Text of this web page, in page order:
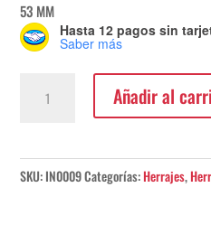
53 MM
Hasta 12 pagos sin
Saber más
Doble
Cuadrada
Añadir al
SKU:IN0009Categorías:Herrajes,